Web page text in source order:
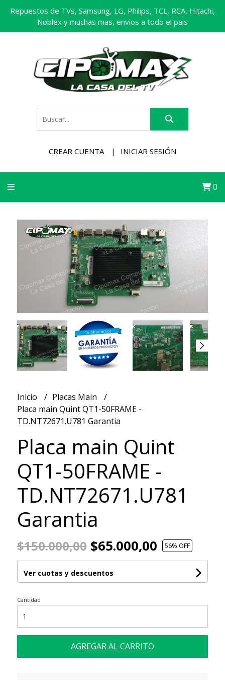
Repuestos de TVs, Samsung, LG, Philips, TCL, RCA, Hitachi,
Noblex y muchas mas, envios a todo el pais
CREAR CUENTA INICIAR SESIÓN
0
Inicio
Placas Main
Placa main Quint QT1-50FRAME -
TD.NT72671.U781 Garantia
Placa main Quint
QT1-50FRAME -
TD.NT72671.U781
Garantia
$150.000,00$65.000,00 56% OFF
Ver cuotas y descuentos
Cantidad
AGREGAR AL CARRITO